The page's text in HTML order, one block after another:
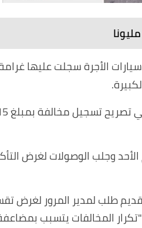
وجلب الوصولات لغرض
طلب لمدير المرور لغرض
المخالفات يتسبب